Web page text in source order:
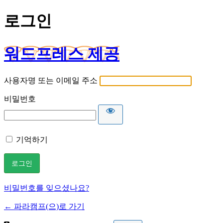
로그인
워드프레스 제공
사용자명 또는 이메일 주소
비밀번호
기억하기
비밀번호를 잊으셨나요?
← 파라캠프(으)로 가기